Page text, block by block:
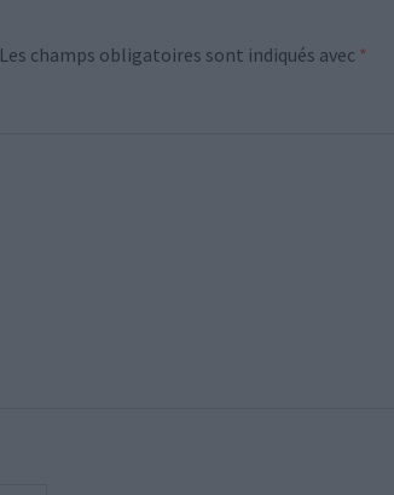
Les champs obligatoires sont indiqués avec *